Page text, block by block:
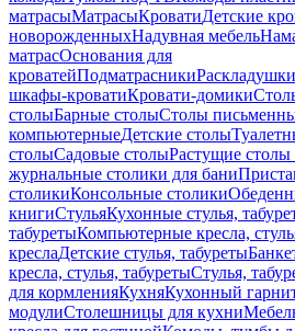
матрасыМатрасыКроватиДетские
новорожденныхНадувная мебель
матрасОснования для
кроватейПодматрасникиРаскладушки
шкафы-кроватиКровати-домики
столыБарные столыСтолы
компьютерныеДетские столы
столыСадовые столыРастущие
журнальные столики для бани
столикиКонсольные столики
книгиСтульяКухонные стулья,
табуретыКомпьютерные кресла,
креслаДетские стулья, табуреты
кресла, стулья, табуретыСтулья,
для кормленияКухняКухонный
модулиСтолешницы для кухни